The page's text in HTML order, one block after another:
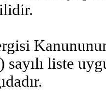
sayılı liste